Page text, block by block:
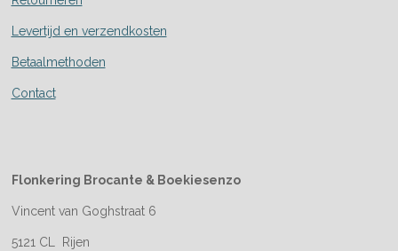
Levertijd en verzendkosten
Betaalmethoden
Contact
Flonkering Brocante & Boekiesenzo
Vincent van Goghstraat 6
5121 CL Rijen